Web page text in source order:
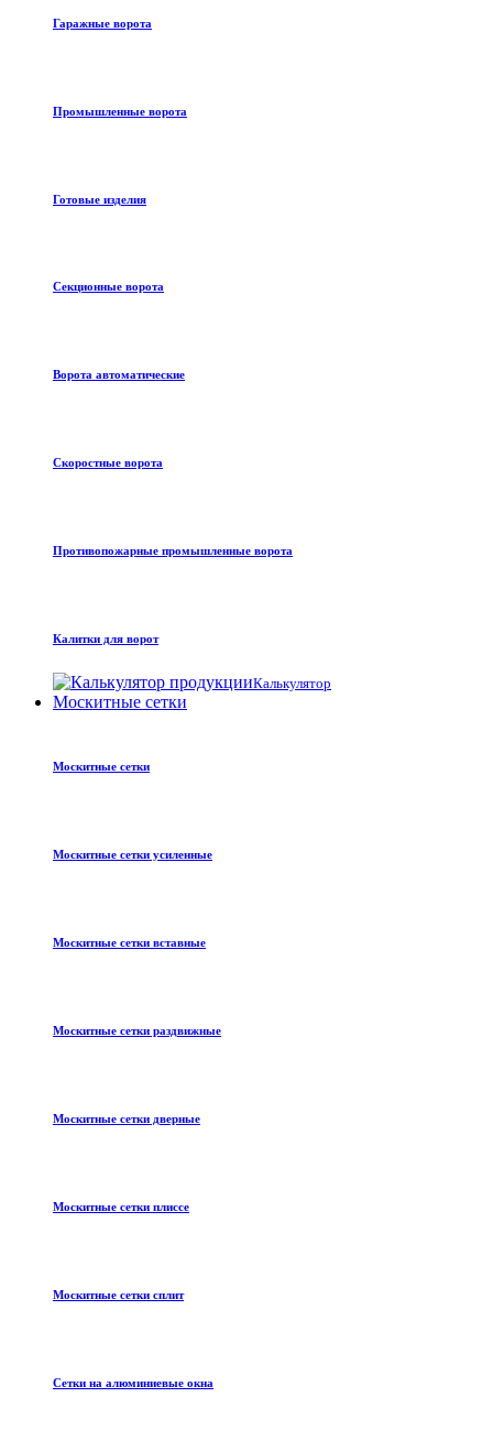
Гаражные ворота
Промышленные ворота
Готовые изделия
Секционные ворота
Ворота автоматические
Скоростные ворота
Противопожарные промышленные ворота
Калитки для ворот
Калькулятор
Москитные сетки
Москитные сетки
Москитные сетки усиленные
Москитные сетки вставные
Москитные сетки раздвижные
Москитные сетки дверные
Москитные сетки плиссе
Москитные сетки сплит
Сетки на алюминиевые окна